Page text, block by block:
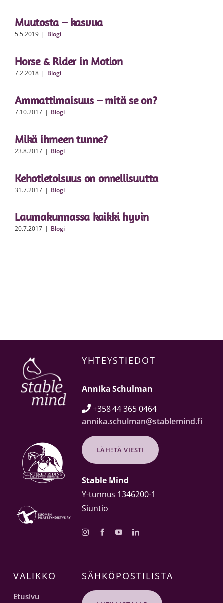
Muutosta – kasvua
5.5.2019 | Blogi
Horse & Rider in Motion
7.2.2018 | Blogi
Ammattimaisuus – mitä se on?
7.10.2017 | Blogi
Mikä ihmeen tunne?
23.8.2017 | Blogi
Kehotietoisuus on onnellisuutta
31.7.2017 | Blogi
Laumakunnassa kaikki hyvin
20.7.2017 | Blogi
YHTEYSTIEDOT
Annika Schulman
+358 44 365 0464
annika.schulman@stablemind.fi
LÄHETÄ VIESTI
Stable Mind
Y-tunnus 1346200-1
Siuntio
VALIKKO
Etusivu
SÄHKÖPOSTILISTA